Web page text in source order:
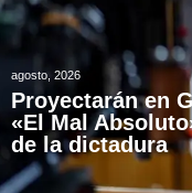
agosto, 2026
Proyectarán en
«El Mal
de la dictadura